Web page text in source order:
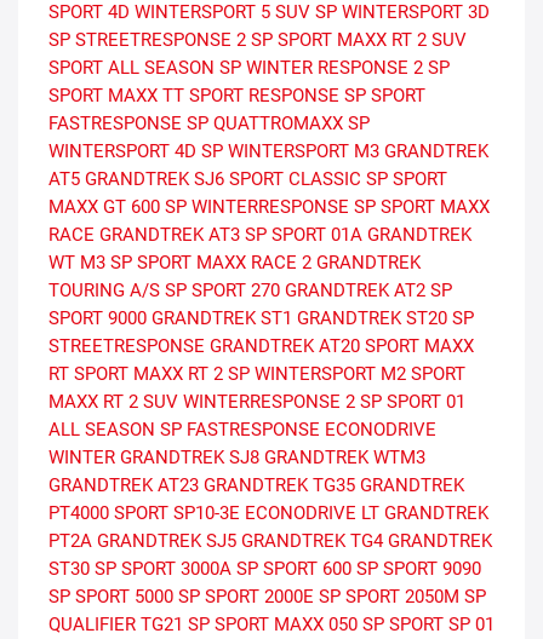
SPORT 4D WINTERSPORT 5 SUV SP WINTERSPORT 3D
SP STREETRESPONSE 2 SP SPORT MAXX RT 2 SUV
SPORT ALL SEASON SP WINTER RESPONSE 2 SP
SPORT MAXX TT SPORT RESPONSE SP SPORT
FASTRESPONSE SP QUATTROMAXX SP
WINTERSPORT 4D SP WINTERSPORT M3 GRANDTREK
AT5 GRANDTREK SJ6 SPORT CLASSIC SP SPORT
MAXX GT 600 SP WINTERRESPONSE SP SPORT MAXX
RACE GRANDTREK AT3 SP SPORT 01A GRANDTREK
WT M3 SP SPORT MAXX RACE 2 GRANDTREK
TOURING A/S SP SPORT 270 GRANDTREK AT2 SP
SPORT 9000 GRANDTREK ST1 GRANDTREK ST20 SP
STREETRESPONSE GRANDTREK AT20 SPORT MAXX
RT SPORT MAXX RT 2 SP WINTERSPORT M2 SPORT
MAXX RT 2 SUV WINTERRESPONSE 2 SP SPORT 01
ALL SEASON SP FASTRESPONSE ECONODRIVE
WINTER GRANDTREK SJ8 GRANDTREK WTM3
GRANDTREK AT23 GRANDTREK TG35 GRANDTREK
PT4000 SPORT SP10-3E ECONODRIVE LT GRANDTREK
PT2A GRANDTREK SJ5 GRANDTREK TG4 GRANDTREK
ST30 SP SPORT 3000A SP SPORT 600 SP SPORT 9090
SP SPORT 5000 SP SPORT 2000E SP SPORT 2050M SP
QUALIFIER TG21 SP SPORT MAXX 050 SP SPORT SP 01